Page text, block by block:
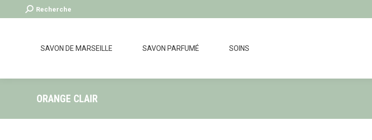
Recherche
:
Recherche
SAVON DE MARSEILLE SAVON PARFUMÉ SOINS
ORANGE CLAIR